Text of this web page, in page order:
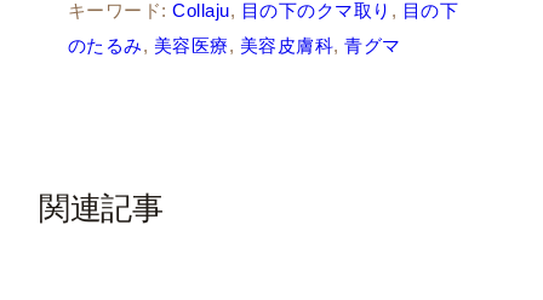
キーワード:Collaju, 目の下のクマ取り , 目の下
のたるみ, 美容医療, 美容皮膚科, 青グマ
関連記事